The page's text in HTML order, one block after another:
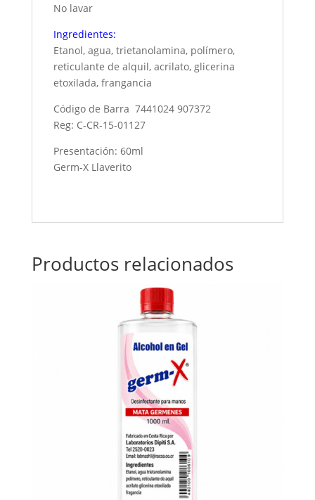
No lavar
Ingredientes:
Etanol, agua, trietanolamina, polímero,
reticulante de alquil, acrilato, glicerina
etoxilada, frangancia
Código de Barra 7441024 907372
Reg: C-CR-15-01127
Presentación: 60ml
Germ-X Llaverito
Productos relacionados